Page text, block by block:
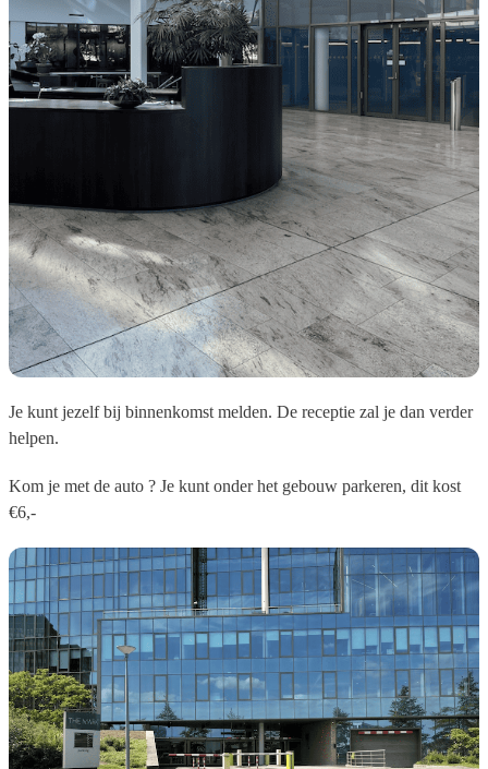
Je kunt jezelf bij binnenkomst melden. De receptie zal je dan verder
helpen.
Kom je met de auto ? Je kunt onder het gebouw parkeren, dit kost
€6,-